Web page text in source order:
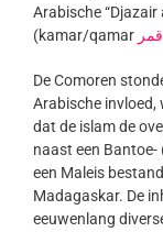
Arabische “Djazair
(kamar/qamar قمر
De Comoren
Arabische
dat de islam de
naast een Bantoe-
een Maleis
Madagaskar. De
eeuwenlang